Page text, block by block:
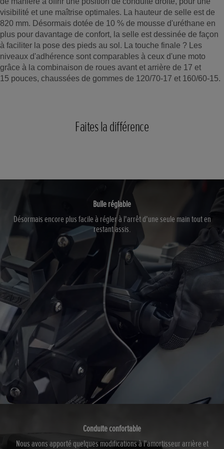
visibilité et une maîtrise optimales. La hauteur de selle est de
820 mm. Désormais dotée de 10 % de mousse d'uréthane en
plus pour davantage de confort, la selle est dessinée de façon
à faciliter la pose des pieds au sol. La touche finale ? Les
niveaux d'adhérence sont comparables à ceux d'une moto
grâce à la combinaison de roues avant et arrière de 17 et
15 pouces, chaussées de gommes de 120/70-17 et 160/60-15.
Faites la différence
Bulle réglable
Désormais encore plus facile à régler à l'arrêt d'une seule main tout en
restant assis.
Conduite confortable
Nous avons apporté quelques modifications à l'amortisseur arrière et